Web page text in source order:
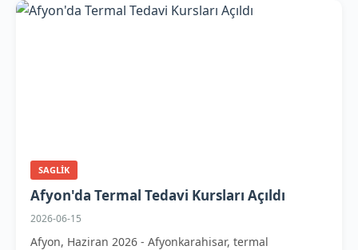
SAGLIK
Afyon'da Termal Tedavi Kursları Açıldı
2026-06-15
Afyon, Haziran 2026 - Afyonkarahisar, termal